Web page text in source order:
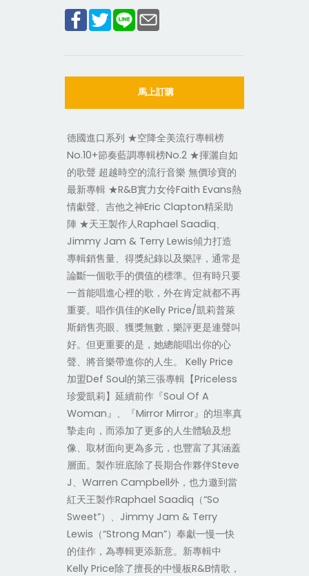
馬上訂購
德國進口系列 ★空降全美流行專輯榜
No.10+節奏藍調專輯榜No.2 ★揮灑自如
的歌聲 超越時空的流行音樂 無價珍寶的
最新專輯 ★R&B實力女伶Faith Evans熱
情獻聲、吉他之神Eric Clapton精采助
陣 ★天王製作人Raphael Saadiq、
Jimmy Jam & Terry Lewis傾力打造
專輯銷售量、得獎紀錄以及樂評，通常是
論斷一個歌手的價值的標準。但有時只要
一首能唱進心裡的歌，外在肯定就都不再
重要。唱作俱佳的Kelly Price/凱莉普萊
斯銷售亮眼、獲獎無數，樂評更是連聲叫
好。但更重要的是，她總能唱出你的心
聲、將音樂帶進你的人生。 Kelly Price
加盟Def Soul的第三張專輯【Priceless
珍愛凱莉】延續前作『Soul Of A
Woman』、『Mirror Mirror』的坦率真
摯走向，而添加了更多的人生體驗及想
像、取材面向更為多元，也豐富了其涵蓋
層面。製作班底除了長期合作夥伴Steve
J、Warren Campbell外，也力邀到當
紅天王製作Raphael Saadiq（“So
Sweet”）、Jimmy Jam & Terry
Lewis（“Strong Man”）奉獻一慢一快
的佳作，為專輯更添新意。新專輯中
Kelly Price除了擅長的中慢板R&B情歌，